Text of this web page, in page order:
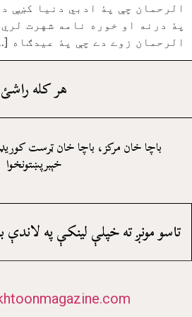
الرحمان چې پۀ ادبي دنيا کښې د
پۀ درنه او خوره نامه شهرت
الرحمان زوے دے چې پۀ عيدګاه
هر کله راشئ
باچا خان مرکز، باچا خان ټرست
خېبرپښتونخوا
تاسو مونږ ته خپلې لينکې په